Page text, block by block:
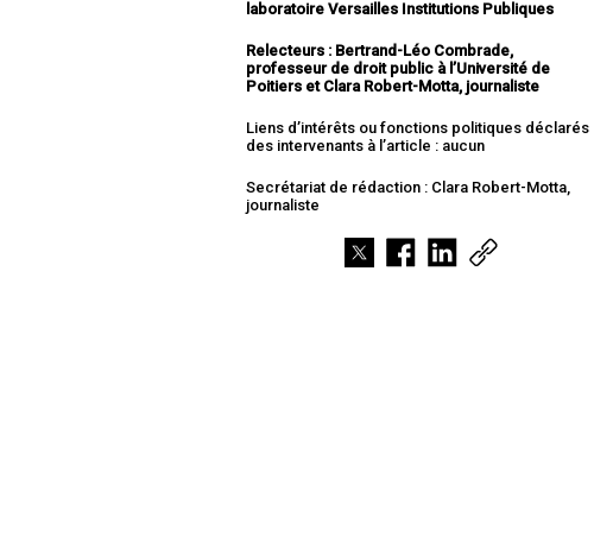
laboratoire Versailles Institutions Publiques
Relecteurs : Bertrand-Léo Combrade,
professeur de droit public à l’Université de
Poitiers et Clara Robert-Motta, journaliste
Liens d’intérêts ou fonctions politiques déclarés
des intervenants à l’article : aucun
Secrétariat de rédaction : Clara Robert-Motta,
journaliste